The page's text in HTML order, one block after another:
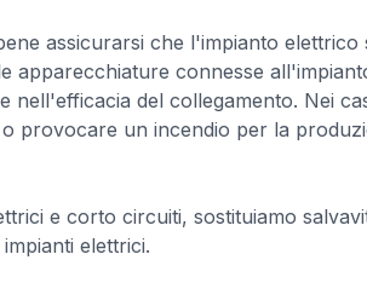
assicurarsi che l'impianto elettrico
apparecchiature connesse
del collegamento. Nei
provocare un incendio per la
e corto circuiti, sostituiamo
elettrici.